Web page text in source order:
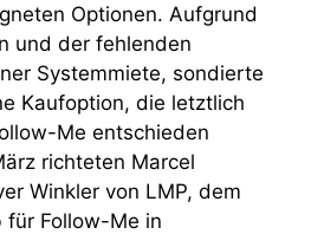
Optionen. Aufgrund
und der fehlenden
Systemmiete, sondierte
Kaufoption, die letztlich
Me entschieden
richteten Marcel
Winkler von LMP, dem
für Follow-Me in